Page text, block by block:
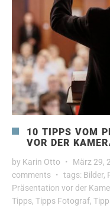
10 TIPPS VOM
VOR DER
by Karin Otto März 29,
comments
tags: Bilder,
Präsentation vor der
Tipps, Tipps Fotograf,